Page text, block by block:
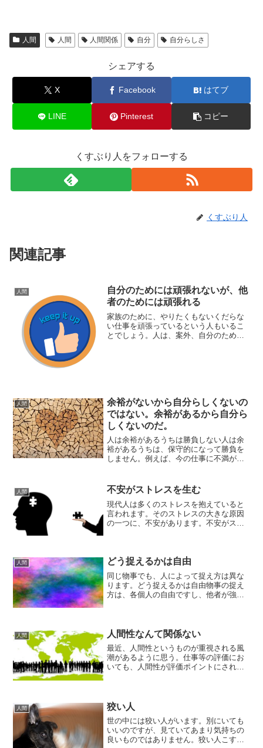
人間 人間 人間関係 自分 自分らしさ
シェアする
X Facebook はてブ
LINE Pinterest コピー
くすぶり人をフォローする
くすぶり人
関連記事
人間
自分のためには頑張れないが、他
者のためには頑張れる
家族のために、やりたくもないくだらな
い仕事を頑張っているという人もいるこ
とでしょう。人は、案外、自分のために
人間
余裕がないから自分らしくないの
ではない。余裕があるから自分ら
しくないのだ。
人は余裕があるうちは勝負しない人は余
裕があるうちは、保守的になって勝負を
しません。例えば、今の仕事に不満があ
たりということはしないと思います。そ
れよりも、今のそれなりの...
人間 不安がストレスを生む
現代人は多くのストレスを抱えていると
言われます。そのストレスの大きな原因
の一つに、不安があります。不安がスト
を望むという人はいません...
人間 どう捉えるかは自由
同じ物事でも、人によって捉え方は異な
ります。どう捉えるかは自由物事の捉え
方は、各個人の自由ですし、他者が強制
ありますが、これは、一般...
人間 人間性なんて関係ない
最近、人間性というものが重視される風
潮があるように思う。仕事等の評価にお
いても、人間性が評価ポイントにされる
【人間性】人間を人間たらし...
人間 狡い人
世の中には狡い人がいます。別にいても
いいのですが、見ていてあまり気持ちの
良いものではありません。狡い人こすい